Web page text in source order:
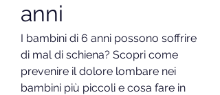
anni
I bambini di 6 anni possono soffrire
di mal di schiena? Scopri come
prevenire il dolore lombare nei
bambini più piccoli e cosa fare in